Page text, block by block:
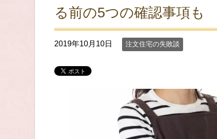
る前の5つの確認事項も
2019年10月10日 注文住宅の失敗談